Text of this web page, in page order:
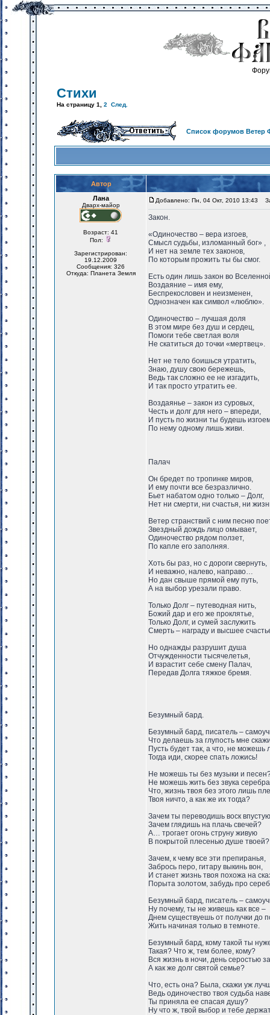
Стихи
На страницу 1 2 След.
Список форумов Ветер
Автор
Лана
Дварх-майор
Возраст: 41
Пол:
Зарегистрирован:
19.12.2009
Сообщения: 326
Откуда: Планета Земля
Добавлено: Пн, 04 Окт, 2010 13:43
Закон.
«Одиночество – вера изгоев,
Смысл судьбы, изломанный бог» ,
И нет на земле тех законов,
По которым прожить ты бы смог.
Есть один лишь закон во
Воздаяние – имя ему,
Беспрекословен и неизменен,
Однозначен как символ «люблю».
Одиночество – лучшая доля
В этом мире без душ и сердец,
Помоги тебе светлая воля
Не скатиться до точки «мертвец».
Нет не тело боишься утратить,
Знаю, душу свою бережешь,
Ведь так сложно ее не изгадить,
И так просто утратить ее.
Воздаянье – закон из суровых,
Честь и долг для него – впереди,
И пусть по жизни ты будешь
По нему одному лишь живи.
Палач
Он бредет по тропинке миров,
И ему почти все безразлично.
Бьет набатом одно только – Долг,
Нет ни смерти, ни счастья, ни
Ветер странствий с ним песню
Звездный дождь лицо омывает,
Одиночество рядом ползет,
По капле его заполняя.
Хоть бы раз, но с дороги свернуть,
И неважно, налево, направо…
Но дан свыше прямой ему путь,
А на выбор урезали право.
Только Долг – путеводная нить,
Божий дар и его же проклятье,
Только Долг, и сумей заслужить
Смерть – награду и высшее
Но однажды разрушит душа
Отчужденности тысячелетья,
И взрастит себе смену Палач,
Передав Долга тяжкое бремя.
Безумный бард.
Безумный бард, писатель –
Что делаешь за глупость мне
Пусть будет так, а что, не можешь
Тогда иди, скорее спать ложись!
Не можешь ты без музыки и
Не можешь жить без звука
Что, жизнь твоя без этого лишь
Твоя ничто, а как же их тогда?
Зачем ты переводишь воск
Зачем глядишь на плачь свечей?
А… трогает огонь струну живую
В покрытой плесенью душе твоей?
Зачем, к чему все эти препиранья,
Забрось перо, гитару выкинь вон,
И станет жизнь твоя похожа на
Порыта золотом, забудь про
Безумный бард, писатель –
Ну почему, ты не живешь как все –
Днем существуешь от получки до
Жить начиная только в темноте.
Безумный бард, кому такой ты
Такая? Что ж, тем более, кому?
Вся жизнь в ночи, день серостью
А как же долг святой семье?
Что, есть она? Была, скажи уж
Ведь одиночество твоя судьба
Ты приняла ее спасая душу?
Ну что ж, твой выбор и тебе